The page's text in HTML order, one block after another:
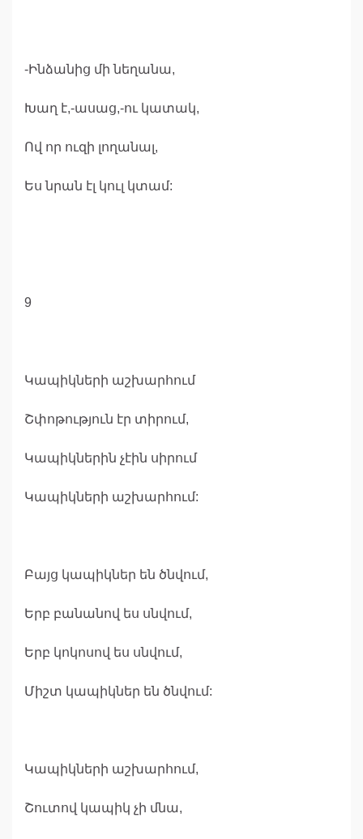
-Ինձանից մի նեղանա,
Խաղ է,-ասաց,-ու կատակ,
Ով որ ուզի լողանալ,
Ես նրան էլ կուլ կտամ:
9
Կապիկների աշխարհում
Շփոթություն էր տիրում,
Կապիկներին չէին սիրում
Կապիկների աշխարհում:
Բայց կապիկներ են ծնվում,
Երբ բանանով ես սնվում,
Երբ կոկոսով ես սնվում,
Միշտ կապիկներ են ծնվում:
Կապիկների աշխարհում,
Շուտով կապիկ չի մնա,